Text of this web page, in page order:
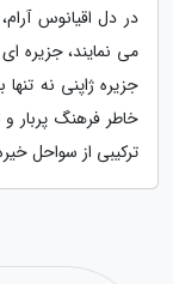
در دل اقیانوس
می نمایند، جزیره
جزیره ژاپنی نه
خاطر فرهنگ پربار
ترکیبی از سواحل